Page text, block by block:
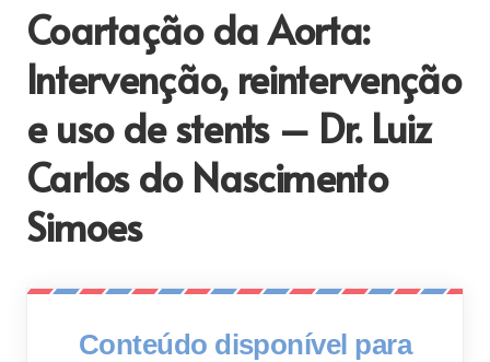
Coartação da Aorta:
Intervenção, reintervenção
e uso de stents – Dr. Luiz
Carlos do Nascimento
Simoes
Conteúdo disponível para